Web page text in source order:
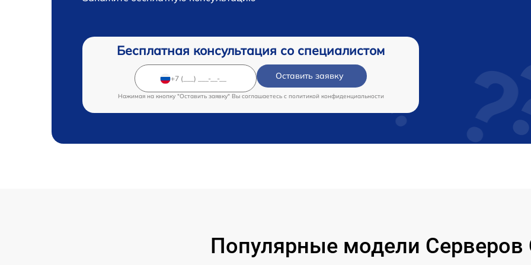
Бесплатная консультация со специалистом
Оставить заявку
Нажимая на кнопку "Оставить заявку" Вы соглашаетесь c политикой конфиденциальности
Популярные модели Серверов